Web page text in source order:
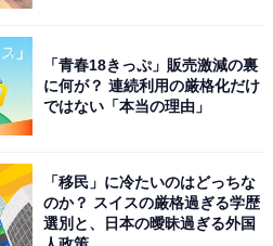
など、ダイエット中でも食べ
を支持する声が多数上がりま
県）」「菓子パン甘い系のが
県）」「他では見ない商品が
性／東京都）」と、そのほか
「青春18きっぷ」販売激減の裏
に何が？ 連続利用の厳格化だけ
ではない「本当の理由」
「移民」に冷たいのはどっちな
のか？ スイスの厳格過ぎる学歴
選別と、日本の曖昧過ぎる外国